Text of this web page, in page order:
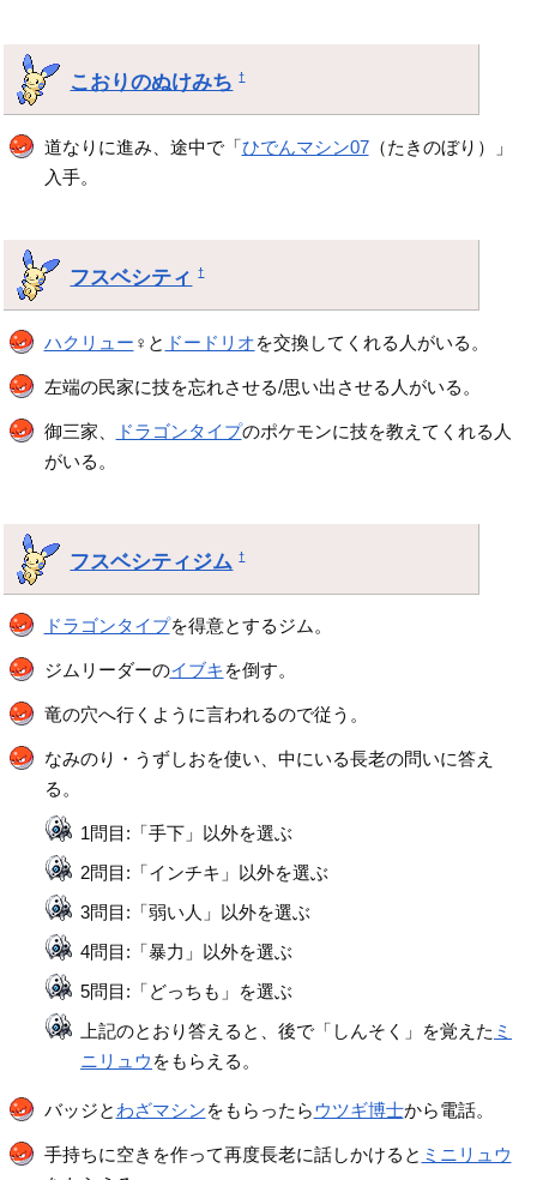
こおりのぬけみち †
道なりに進み、途中で「ひでんマシン07（たきのぼり）」
入手。
フスベシティ †
ハクリュー ♀と ドードリオを交換してくれる人がいる。
左端の民家に技を忘れさせる/思い出させる人がいる。
御三家、 ドラゴンタイプのポケモンに技を教えてくれる人
がいる。
フスベシティジム †
ドラゴンタイプを得意とするジム。
ジムリーダーのイブキを倒す。
竜の穴へ行くように言われるので従う。
なみのり・うずしおを使い、中にいる長老の問いに答え
る。
1問目:「手下」以外を選ぶ
2問目:「インチキ」以外を選ぶ
3問目:「弱い人」以外を選ぶ
4問目:「暴力」以外を選ぶ
5問目:「どっちも」を選ぶ
上記のとおり答えると、後で「しんそく」を覚えた ミ
ニリュウ をもらえる。
バッジと わざマシンをもらったらウツギ博士から電話。
手持ちに空きを作って再度長老に話しかけると ミニリュウ